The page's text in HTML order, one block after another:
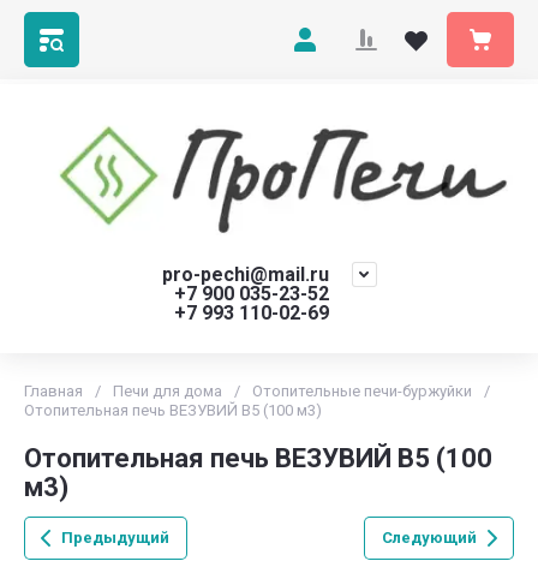
pro-pechi@mail.ru
+7 900 035-23-52
+7 993 110-02-69
Главная / Печи для дома / Отопительные печи-буржуйки
/
Отопительная печь ВЕЗУВИЙ В5 (100 м3)
Отопительная печь ВЕЗУВИЙ В5 (100
м3)
Предыдущий Следующий